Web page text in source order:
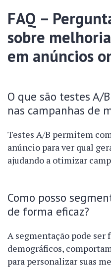
FAQ –
sobre
em anúncios
O que são testes A/
nas campanhas de
Testes A/B permitem
anúncio para ver qual
ajudando a otimizar
Como posso
de forma eficaz?
A segmentação pode ser
demográficos,
para personalizar suas